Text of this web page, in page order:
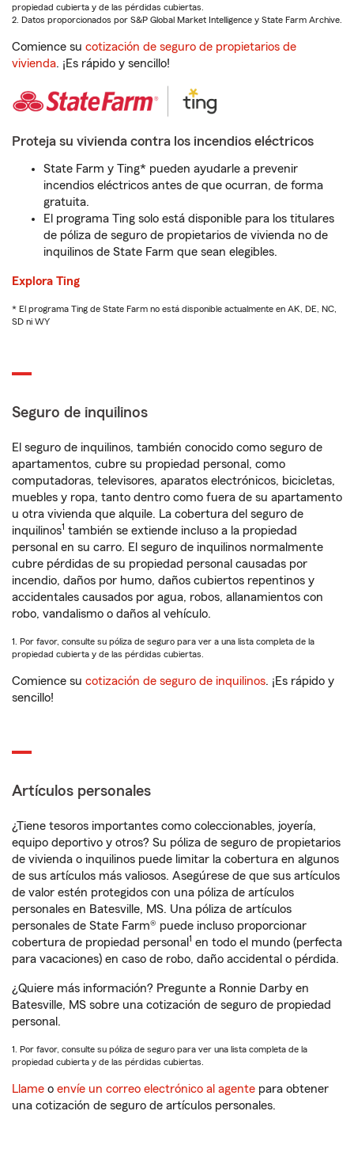
propiedad cubierta y de las pérdidas cubiertas.
2. Datos proporcionados por S&P Global Market Intelligence y State Farm Archive.
Comience su cotización de seguro de propietarios de
vivienda. ¡Es rápido y sencillo!
Proteja su vivienda contra los incendios eléctricos
State Farm y Ting* pueden ayudarle a prevenir
incendios eléctricos antes de que ocurran, de forma
gratuita.
El programa Ting solo está disponible para los titulares
de póliza de seguro de propietarios de vivienda no de
inquilinos de State Farm que sean elegibles.
Explora Ting
* El programa Ting de State Farm no está disponible actualmente en AK, DE, NC,
SD ni WY
Seguro de inquilinos
El seguro de inquilinos, también conocido como seguro de
apartamentos, cubre su propiedad personal, como
computadoras, televisores, aparatos electrónicos, bicicletas,
muebles y ropa, tanto dentro como fuera de su apartamento
u otra vivienda que alquile. La cobertura del seguro de
inquilinos1 también se extiende incluso a la propiedad
personal en su carro. El seguro de inquilinos normalmente
cubre pérdidas de su propiedad personal causadas por
incendio, daños por humo, daños cubiertos repentinos y
accidentales causados por agua, robos, allanamientos con
robo, vandalismo o daños al vehículo.
1. Por favor, consulte su póliza de seguro para ver a una lista completa de la
propiedad cubierta y de las pérdidas cubiertas.
Comience su cotización de seguro de inquilinos. ¡Es rápido y
sencillo!
Artículos personales
¿Tiene tesoros importantes como coleccionables, joyería,
equipo deportivo y otros? Su póliza de seguro de propietarios
de vivienda o inquilinos puede limitar la cobertura en algunos
de sus artículos más valiosos. Asegúrese de que sus artículos
de valor estén protegidos con una póliza de artículos
personales en Batesville, MS. Una póliza de artículos
personales de State Farm® puede incluso proporcionar
cobertura de propiedad personal 1 en todo el mundo (perfecta
para vacaciones) en caso de robo, daño accidental o pérdida.
¿Quiere más información? Pregunte a Ronnie Darby en
Batesville, MS sobre una cotización de seguro de propiedad
personal.
1. Por favor, consulte su póliza de seguro para ver una lista completa de la
propiedad cubierta y de las pérdidas cubiertas.
Llame o envíe un correo electrónico al agente para obtener
una cotización de seguro de artículos personales.